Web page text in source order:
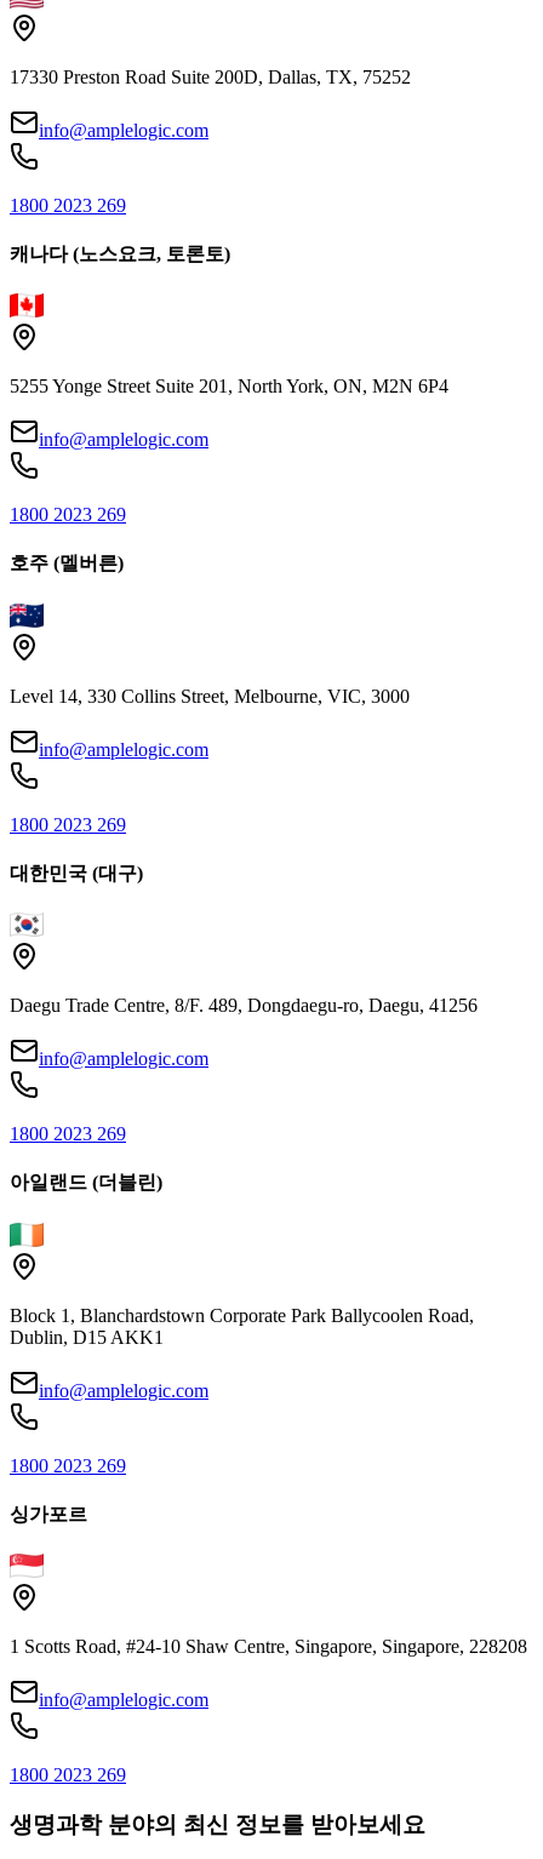
17330 Preston Road Suite 200D, Dallas, TX, 75252
info@amplelogic.com
1800 2023 269
캐나다 (노스요크, 토론토)
5255 Yonge Street Suite 201, North York, ON, M2N 6P4
info@amplelogic.com
1800 2023 269
호주 (멜버른)
Level 14, 330 Collins Street, Melbourne, VIC, 3000
info@amplelogic.com
1800 2023 269
대한민국 (대구)
Daegu Trade Centre, 8/F. 489, Dongdaegu-ro, Daegu, 41256
info@amplelogic.com
1800 2023 269
아일랜드 (더블린)
Block 1, Blanchardstown Corporate Park Ballycoolen Road,
Dublin, D15 AKK1
info@amplelogic.com
1800 2023 269
싱가포르
1 Scotts Road, #24-10 Shaw Centre, Singapore, Singapore, 228208
info@amplelogic.com
1800 2023 269
생명과학 분야의 최신 정보를 받아보세요